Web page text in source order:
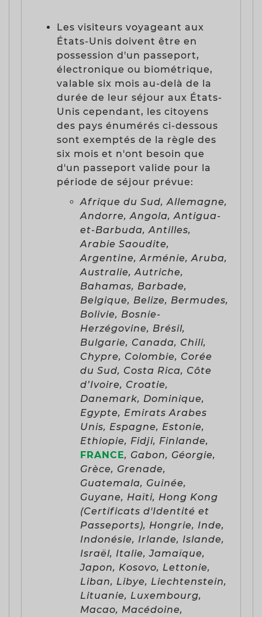
Les visiteurs voyageant aux
États-Unis doivent être en
possession d'un passeport,
électronique ou biométrique,
valable six mois au-delà de la
durée de leur séjour aux États-
Unis cependant, les citoyens
des pays énumérés ci-dessous
sont exemptés de la règle des
six mois et n'ont besoin que
d'un passeport valide pour la
période de séjour prévue:
Afrique du Sud, Allemagne,
Andorre, Angola, Antigua-
et-Barbuda, Antilles,
Arabie Saoudite,
Argentine, Arménie, Aruba,
Australie, Autriche,
Bahamas, Barbade,
Belgique, Belize, Bermudes,
Bolivie, Bosnie-
Herzégovine, Brésil,
Bulgarie, Canada, Chili,
Chypre, Colombie, Corée
du Sud, Costa Rica, Côte
d’Ivoire, Croatie,
Danemark, Dominique,
Egypte, Emirats Arabes
Unis, Espagne, Estonie,
Ethiopie, Fidji, Finlande,
FRANCE, Gabon, Géorgie,
Grèce, Grenade,
Guatemala, Guinée,
Guyane, Haïti, Hong Kong
(Certificats d'Identité et
Passeports), Hongrie, Inde,
Indonésie, Irlande, Islande,
Israël, Italie, Jamaïque,
Japon, Kosovo, Lettonie,
Liban, Libye, Liechtenstein,
Lituanie, Luxembourg,
Macao, Macédoine,